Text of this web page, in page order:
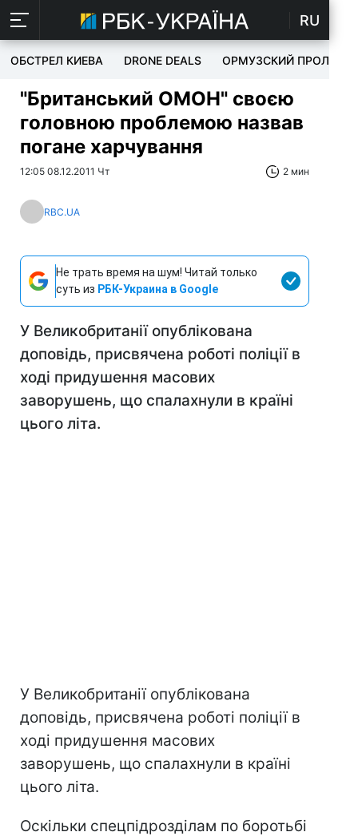
RU
ОБСТРЕЛ КИЕВА DRONE DEALS ОРМУЗСКИЙ ПРОЛИВ
"Британський ОМОН" своєю
головною проблемою назвав
погане харчування
12:05 08.12.2011 Чт 2 мин
RBC.UA
Не трать время на шум! Читай только
суть из РБК-Украина в Google
У Великобританії опублікована
доповідь, присвячена роботі поліції в
ході придушення масових
заворушень, що спалахнули в країні
цього літа.
У Великобританії опублікована
доповідь, присвячена роботі поліції в
ході придушення масових
заворушень, що спалахнули в країні
цього літа.
Оскільки спецпідрозділам по боротьбі